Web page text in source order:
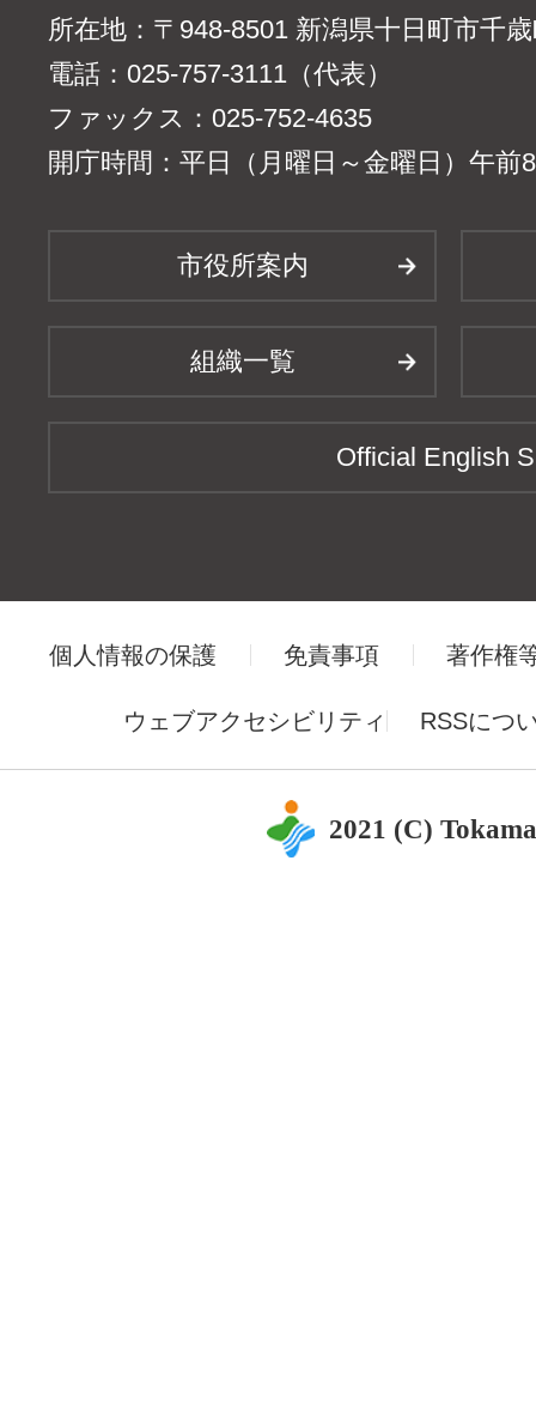
所在地：〒948-8501 新潟県十日町市千
電話：025-757-3111（代表）
ファックス：025-752-4635
開庁時間：平日（月曜日～金曜日）午前
市役所案内
組織一覧
Official English
個人情報の保護 免責事項 著作権
ウェブアクセシビリティ RSSにつ
2021 (C)